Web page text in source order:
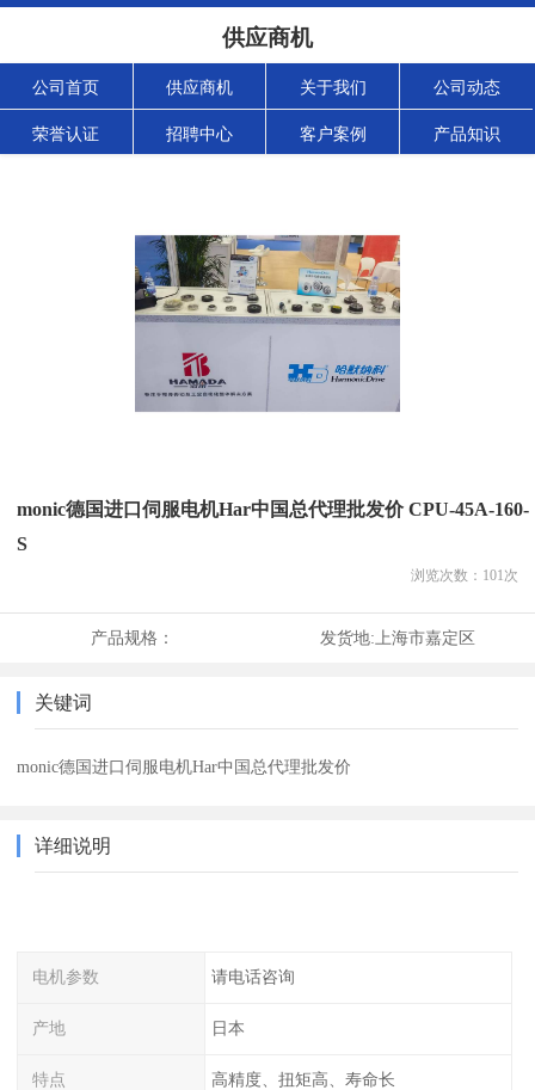
供应商机
公司首页 供应商机 关于我们 公司动态
荣誉认证 招聘中心 客户案例 产品知识
monic德国进口伺服电机Har中国总代理批发价 CPU-45A-160-
S
浏览次数： 101次
产品规格： 发货地: 上海市嘉定区
关键词
monic德国进口伺服电机Har中国总代理批发价
详细说明
电机参数 请电话咨询
产地 日本
特点 高精度、扭矩高、寿命长